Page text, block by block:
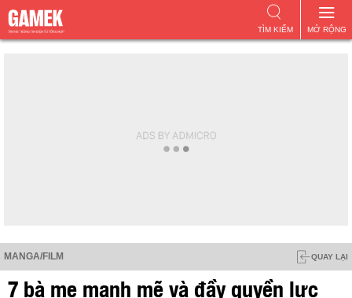
MỞ RỘNG
TÌM KIẾM
MANGA/FILM QUAY LẠI
7 bà mẹ mạnh mẽ và đầy quyền lực